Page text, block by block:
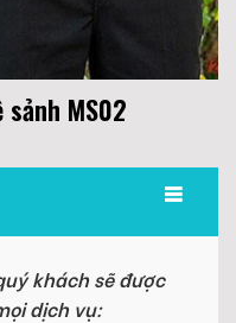
MS02
khách sẽ được
dịch vụ: